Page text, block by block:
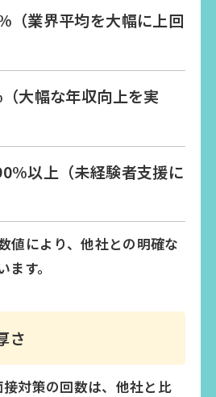
（業界平均を大幅に上回
大幅な年収向上を実
以上（未経験者支援に
値により、他社との明確な
す。
さ
対策の回数は、他社と比